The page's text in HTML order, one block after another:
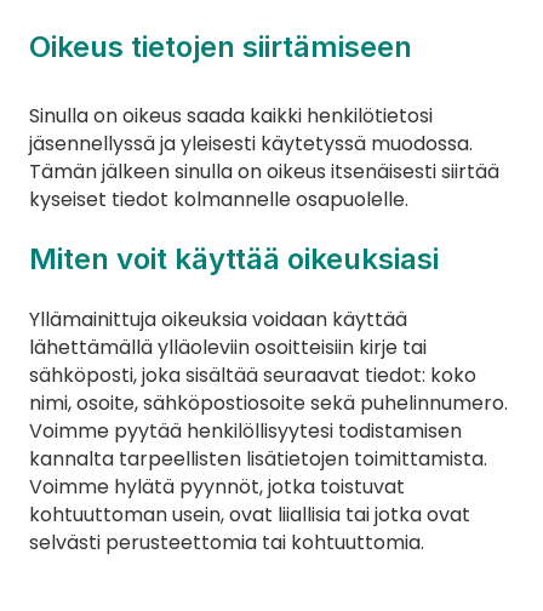
Oikeus tietojen siirtämiseen
Sinulla on oikeus saada kaikki henkilötietosi
jäsennellyssä ja yleisesti käytetyssä muodossa.
Tämän jälkeen sinulla on oikeus itsenäisesti siirtää
kyseiset tiedot kolmannelle osapuolelle.
Miten voit käyttää oikeuksiasi
Yllämainittuja oikeuksia voidaan käyttää
lähettämällä ylläoleviin osoitteisiin kirje tai
sähköposti, joka sisältää seuraavat tiedot: koko
nimi, osoite, sähköpostiosoite sekä puhelinnumero.
Voimme pyytää henkilöllisyytesi todistamisen
kannalta tarpeellisten lisätietojen toimittamista.
Voimme hylätä pyynnöt, jotka toistuvat
kohtuuttoman usein, ovat liiallisia tai jotka ovat
selvästi perusteettomia tai kohtuuttomia.